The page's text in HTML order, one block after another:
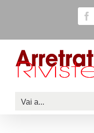
contenuto
Vai a...